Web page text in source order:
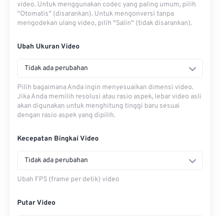
video. Untuk menggunakan codec yang paling umum, pilih
"Otomatis" (disarankan). Untuk mengonversi tanpa
mengodekan ulang video, pilih "Salin" (tidak disarankan).
Ubah Ukuran Video
Tidak ada perubahan
Pilih bagaimana Anda ingin menyesuaikan dimensi video.
Jika Anda memilih resolusi atau rasio aspek, lebar video asli
akan digunakan untuk menghitung tinggi baru sesuai
dengan rasio aspek yang dipilih.
Kecepatan Bingkai Video
Tidak ada perubahan
Ubah FPS (frame per detik) video
Putar Video